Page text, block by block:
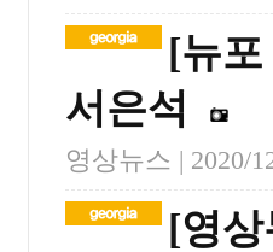
[뉴포
서은석
영상뉴스 | 2020/
[영상